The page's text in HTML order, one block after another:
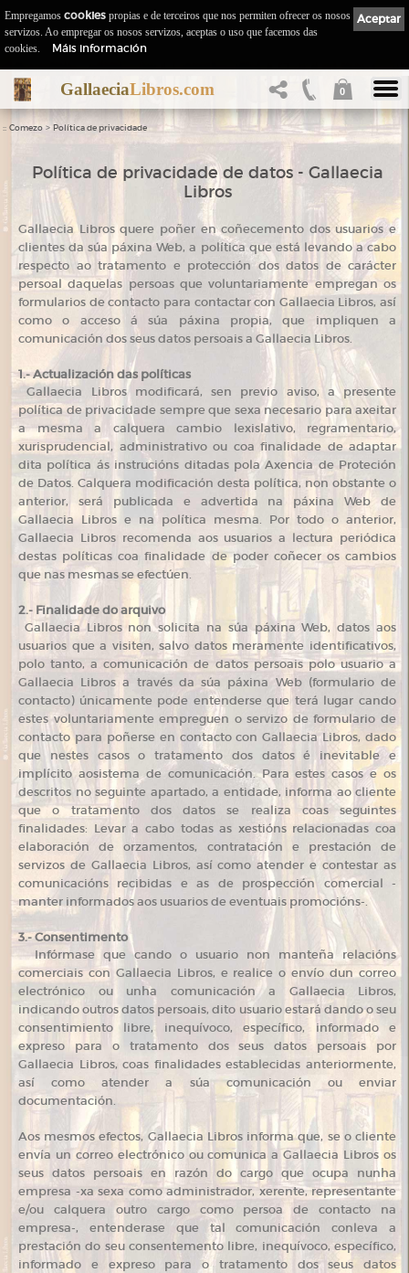
GallaeciaLibros.com 0
:: Comezo > Política de privacidade
Política de privacidade de datos - Gallaecia
Libros
Gallaecia Libros quere poñer en coñecemento dos usuarios e
clientes da súa páxina Web, a política que está levando a cabo
respecto ao tratamento e protección dos datos de carácter
persoal daquelas persoas que voluntariamente empregan os
formularios de contacto para contactar con Gallaecia Libros, así
como o acceso á súa páxina propia, que impliquen a
comunicación dos seus datos persoais a Gallaecia Libros.
1.- Actualización das políticas
Gallaecia Libros modificará, sen previo aviso, a presente
política de privacidade sempre que sexa necesario para axeitar
a mesma a calquera cambio lexislativo, regramentario,
xurisprudencial, administrativo ou coa finalidade de adaptar
dita política ás instrucións ditadas pola Axencia de Proteción
de Datos. Calquera modificación desta política, non obstante o
anterior, será publicada e advertida na páxina Web de
Gallaecia Libros e na política mesma. Por todo o anterior,
Gallaecia Libros recomenda aos usuarios a lectura periódica
destas políticas coa finalidade de poder coñecer os cambios
que nas mesmas se efectúen.
2.- Finalidade do arquivo
Gallaecia Libros non solicita na súa páxina Web, datos aos
usuarios que a visiten, salvo datos meramente identificativos,
polo tanto, a comunicación de datos persoais polo usuario a
Gallaecia Libros a través da súa páxina Web (formulario de
contacto) únicamente pode entenderse que terá lugar cando
estes voluntariamente empreguen o servizo de formulario de
contacto para poñerse en contacto con Gallaecia Libros, dado
que nestes casos o tratamento dos datos é inevitable e
implícito aosistema de comunicación. Para estes casos e os
descritos no seguinte apartado, a entidade, informa ao cliente
que o tratamento dos datos se realiza coas seguintes
finalidades: Levar a cabo todas as xestións relacionadas coa
elaboración de orzamentos, contratación e prestación de
servizos de Gallaecia Libros, así como atender e contestar as
comunicacións recibidas e as de prospección comercial -
manter informados aos usuarios de eventuais promocións-.
3.- Consentimento
Infórmase que cando o usuario non manteña relacións
comerciais con Gallaecia Libros, e realice o envío dun correo
electrónico ou unha comunicación a Gallaecia Libros,
indicando outros datos persoais, dito usuario estará dando o seu
consentimiento libre, inequívoco, específico, informado e
expreso para o tratamento dos seus datos persoais por
Gallaecia Libros, coas finalidades establecidas anteriormente,
así como atender a súa comunicación ou enviar
documentación.
Aos mesmos efectos, Gallaecia Libros informa que, se o cliente
envía un correo electrónico ou comunica a Gallaecia Libros os
seus datos persoais en razón do cargo que ocupa nunha
empresa -xa sexa como administrador, xerente, representante
e/ou calquera outro cargo como persoa de contacto na
empresa-, entenderase que tal comunicación conleva a
prestación do seu consentemento libre, inequívoco, específico,
informado e expreso para o tratamento dos seus datos
Aceptar
Empregamos cookies propias e de terceiros que nos permiten ofrecer os nosos
servizos. Ao empregar os nosos servizos, aceptas o uso que facemos das
cookies.
Máis información